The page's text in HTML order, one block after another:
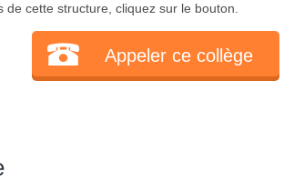
cette structure, cliquez sur le bouton.
Appeler ce collège